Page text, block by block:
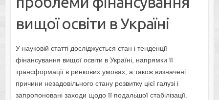
вищої освіти в Україні
У науковій статті досліджується стан і тенденції
фінансування вищої освіти в Україні, напрямки її
трансформації в ринкових умовах, а також визначені
причини незадовільного стану розвитку цієї галузі і
запропоновані заходи щодо її подальшої стабілізації.